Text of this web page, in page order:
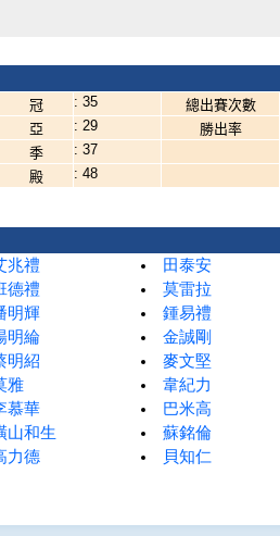
冠 : 35 總出賽次數
亞 : 29 勝出率
季
: 37
殿
: 48
兆禮 田泰安
德禮 莫雷拉
明輝 鍾易禮
明綸 金誠剛
明紹 麥文堅
雅 韋紀力
慕華 巴米高
山和生 蘇銘倫
力德 貝知仁